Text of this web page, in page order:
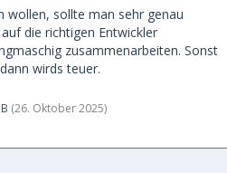
wollen, sollte man sehr genau
die richtigen Entwickler
zusammenarbeiten. Sonst
wirds teuer.
(26. Oktober 2025)